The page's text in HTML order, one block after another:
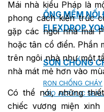
ỐNG MỀM NỐI
FLEXDROP
SƠN CHỐNG
RON CHỐNG CHÁY
KEO ACRYLIC
Mái nhà kiểu Pháp là
phong cách kiến trúc
gặp các ngôi nhà mái
hoặc tân cổ điển. Phần
trên ngôi nhà như một
nhà mát mẻ hơn vào
Có thể nói, những
chiếc vương miện